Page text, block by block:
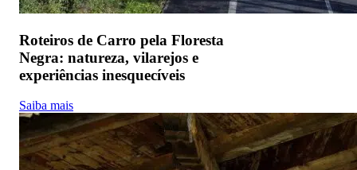
Roteiros de Carro pela Floresta
Negra: natureza, vilarejos e
experiências inesquecíveis
Saiba mais